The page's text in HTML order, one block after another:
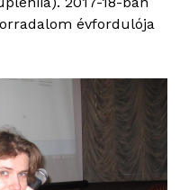
évfordulója